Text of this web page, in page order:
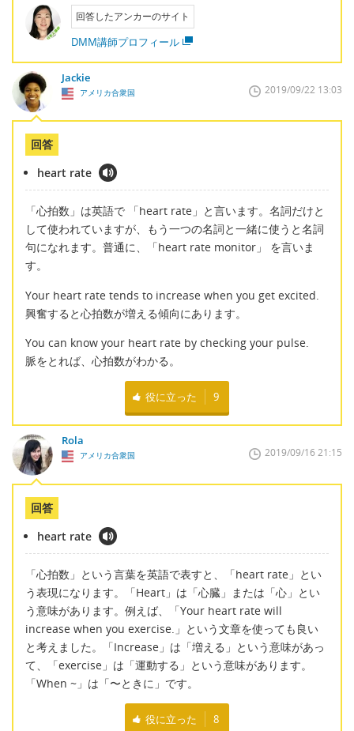
回答したアンカーのサイト
DMM講師プロフィール
Jackie
アメリカ合衆国 2019/09/22 13:03
回答
heart rate
「心拍数」は英語で 「heart rate」と言います。名詞だけと
して使われていますが、もう一つの名詞と一緒に使うと名詞
句になれます。普通に、「heart rate monitor」 を言いま
す。
Your heart rate tends to increase when you get excited.
興奮すると心拍数が増える傾向にあります。
You can know your heart rate by checking your pulse.
脈をとれば、心拍数がわかる。
役に立った 9
Rola
アメリカ合衆国 2019/09/16 21:15
回答
heart rate
「心拍数」という言葉を英語で表すと、「heart rate」とい
う表現になります。「Heart」は「心臓」または「心」とい
う意味があります。例えば、「Your heart rate will
increase when you exercise.」という文章を使っても良い
と考えました。「Increase」は「増える」という意味があっ
て、「exercise」は「運動する」という意味があります。
「When ~」は「〜ときに」です。
役に立った 8